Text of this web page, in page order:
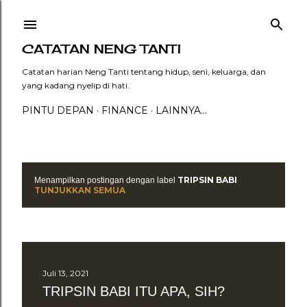
CATATAN NENG TANTI
Catatan harian Neng Tanti tentang hidup, seni, keluarga, dan
yang kadang nyelip di hati.
PINTU DEPAN FINANCE LAINNYA…
P
o
s
Menampilkan postingan dengan label TRIPSIN BABI
TUNJUKKAN SEMUA
Juli 13, 2021
TRIPSIN BABI ITU APA, SIH?